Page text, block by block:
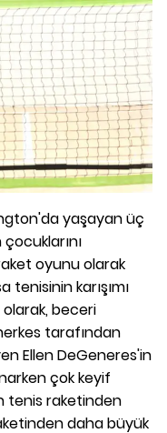
yaşayan üç
oyunu olarak
karışımı
beceri
tarafından
Ellen DeGeneres'in
çok keyif
tenis raketinden
daha büyük